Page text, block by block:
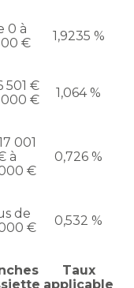
0 à
€
1,9235 %
501 €
000 €
1,064 %
001
à
€
0,726 %
de
€
0,532 %
Taux
applicable